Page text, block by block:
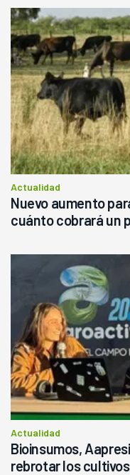
Actualidad
Nuevo aumento
cuánto cobrará un
Actualidad
Bioinsumos,
rebrotar los cultivos